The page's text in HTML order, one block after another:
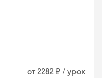
от 2282 ₽ / урок